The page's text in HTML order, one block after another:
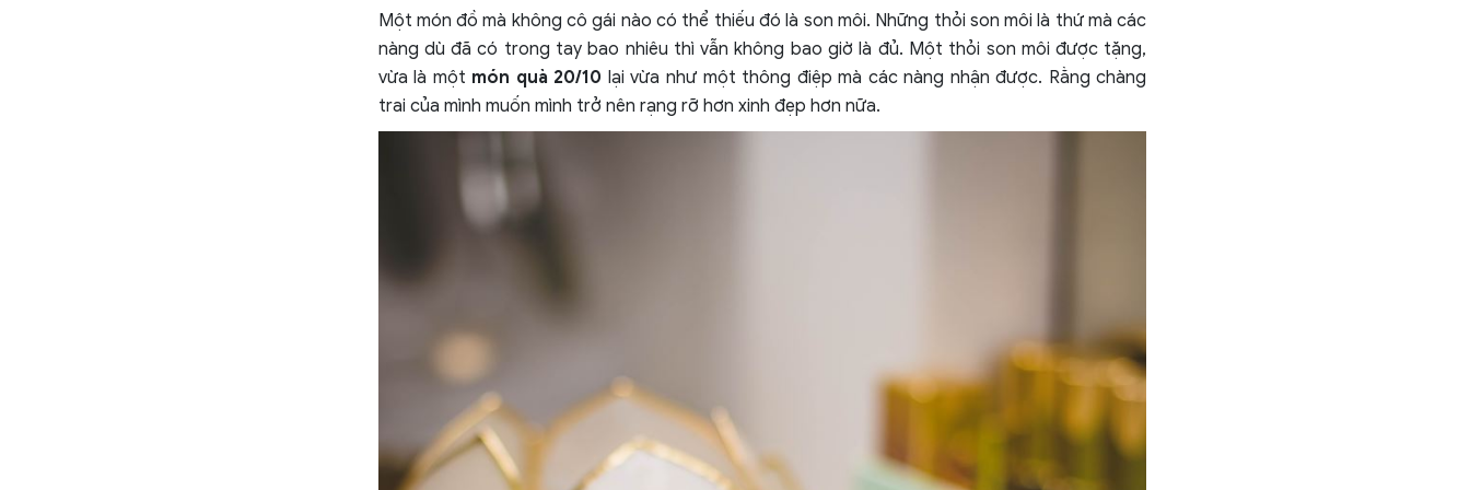
Một món đồ mà không cô gái nào có thể thiếu đó là son môi. Những thỏi son môi là thứ mà các
nàng dù đã có trong tay bao nhiêu thì vẫn không bao giờ là đủ. Một thỏi son môi được tặng,
vừa là một món quà 20/10 lại vừa như một thông điệp mà các nàng nhận được. Rằng chàng
trai của mình muốn mình trở nên rạng rỡ hơn xinh đẹp hơn nữa.